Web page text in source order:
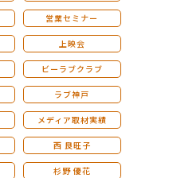
営業セミナー
上映会
ビーラブクラブ
ラブ神戸
メディア取材実績
西 良旺子
杉野 優花